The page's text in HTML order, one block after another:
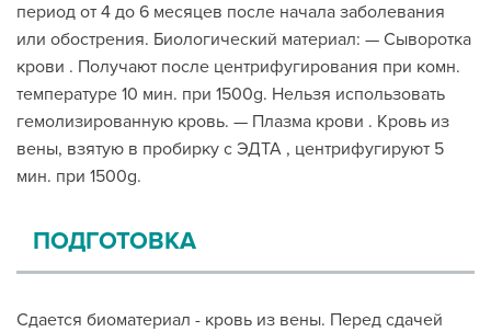
период от 4 до 6 месяцев после начала заболевания
или обострения. Биологический материал: — Сыворотка
крови . Получают после центрифугирования при комн.
температуре 10 мин. при 1500g. Нельзя использовать
гемолизированную кровь. — Плазма крови . Кровь из
вены, взятую в пробирку с ЭДТА , центрифугируют 5
мин. при 1500g.
ПОДГОТОВКА
Сдается биоматериал - кровь из вены. Перед сдачей